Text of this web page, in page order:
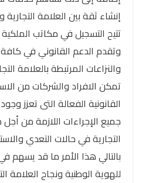
إنشاء ثقة بين العلامة التجارية
تتيح التسجيل في مكاتب الملكية
وتقدم الدعم القانوني في كافة
والنزاعات المرتبطة بالعلامة
تمكن الافراد والشركات من
القانونية الفعالة التى تعزز
جميع الإجراءات اللازمة من
التجارية في حالات التعدي
بالتالي هذا الأمر ما قد
للهوية الوطنية ونجاح العلامة